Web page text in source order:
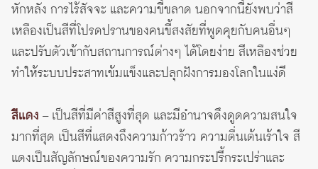
หักหลัง การไร้สัจจะ และความขี้ขลาด นอกจากนี้ยังพบว่าสี
เหลืองเป็นสีที่โปรดปรานของคนขี้สงสัยที่พูดคุยกับคนอื่นๆ
และปรับตัวเข้ากับสถานการณ์ต่างๆ ได้โดยง่าย สีเหลืองช่วย
ทำให้ระบบประสาทเข้มแข็งและปลุกฝังการมองโลกในแง่ดี
สีแดง – เป็นสีที่มีค่าสีสูงที่สุด และมีอำนาจดึงดูดความสนใจ
มากที่สุด เป็นสีที่แสดงถึงความก้าวร้าว ความตื่นเต้นเร้าใจ สี
แดงเป็นสัญลักษณ์ของความรัก ความกระปรี้กระเปร่าและ